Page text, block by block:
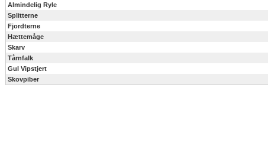
Almindelig Ryle
Splitterne
Fjordterne
Hættemåge
Skarv
Tårnfalk
Gul Vipstjert
Skovpiber